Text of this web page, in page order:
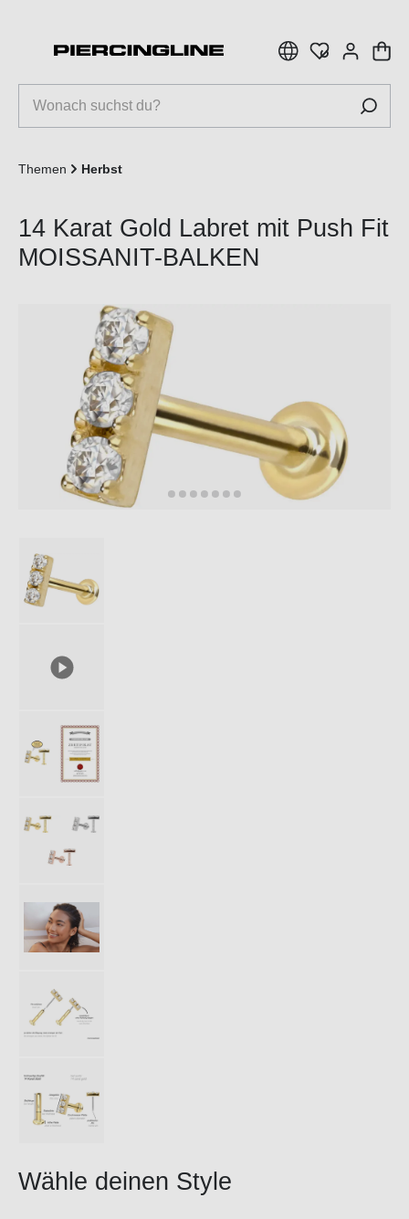
Themen Herbst
14 Karat Gold Labret mit Push Fit
MOISSANIT-BALKEN
Wähle deinen Style